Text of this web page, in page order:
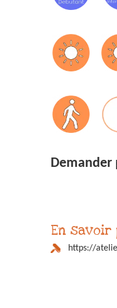
Demander
En
https://